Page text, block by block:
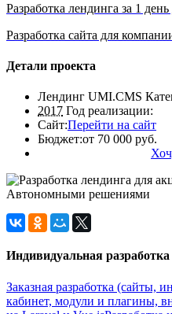
Разработка лендинга за 1
Разработка сайта для
Детали проекта
Лендинг UMI.CMS
2017 Год реализации:
Сайт:Перейти на сайт
Бюджет:от 70 000 руб.
Индивидуальная разработка
Заказная разработка (сайты,
кабинет, модули и плагины,